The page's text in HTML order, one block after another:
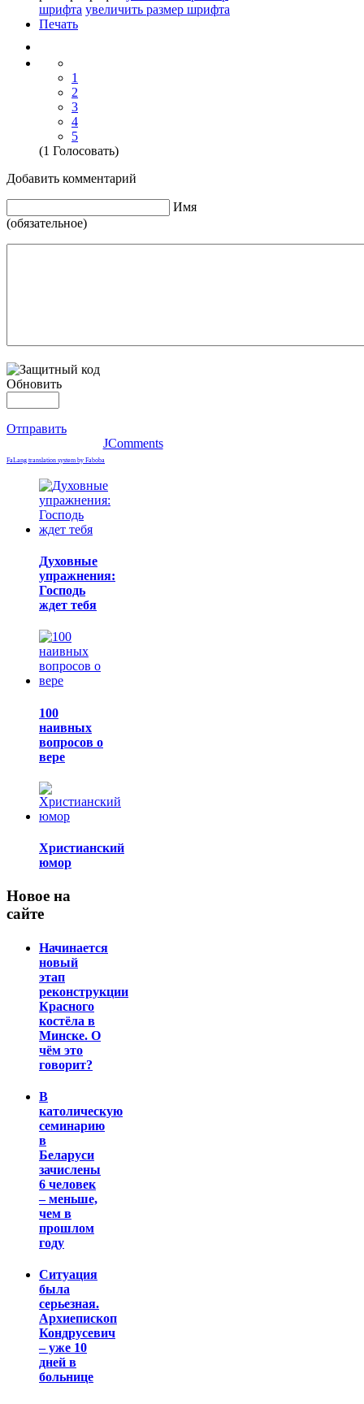
шрифта увеличить размер шрифта
Печать
1
2
3
4
5
(1 Голосовать)
Добавить комментарий
Имя
(обязательное)
Обновить
Отправить
JComments
FaLang translation system by Faboba
Духовные
упражнения:
Господь
ждет тебя
100
наивных
вопросов о
вере
Христианский
юмор
Новое на
сайте
Начинается
новый
этап
реконструкции
Красного
костёла в
Минске. О
чём это
говорит?
В
католическую
семинарию
в
Беларуси
зачислены
6 человек
– меньше,
чем в
прошлом
году
Ситуация
была
серьезная.
Архиепископ
Кондрусевич
– уже 10
дней в
больнице